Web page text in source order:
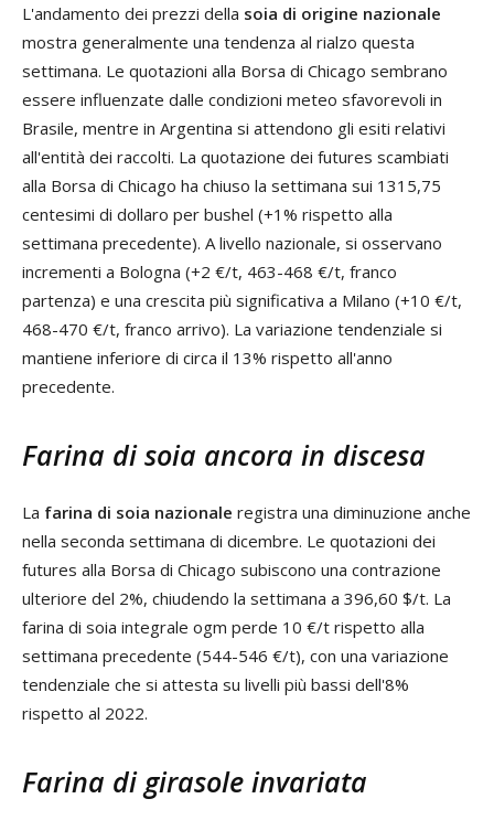
L'andamento dei prezzi della soia di origine nazionale
mostra generalmente una tendenza al rialzo questa
settimana. Le quotazioni alla Borsa di Chicago sembrano
essere influenzate dalle condizioni meteo sfavorevoli in
Brasile, mentre in Argentina si attendono gli esiti relativi
all'entità dei raccolti. La quotazione dei futures scambiati
alla Borsa di Chicago ha chiuso la settimana sui 1315,75
centesimi di dollaro per bushel (+1% rispetto alla
settimana precedente). A livello nazionale, si osservano
incrementi a Bologna (+2 €/t, 463-468 €/t, franco
partenza) e una crescita più significativa a Milano (+10 €/t,
468-470 €/t, franco arrivo). La variazione tendenziale si
mantiene inferiore di circa il 13% rispetto all'anno
precedente.
Farina di soia ancora in discesa
La farina di soia nazionale registra una diminuzione anche
nella seconda settimana di dicembre. Le quotazioni dei
futures alla Borsa di Chicago subiscono una contrazione
ulteriore del 2%, chiudendo la settimana a 396,60 $/t. La
farina di soia integrale ogm perde 10 €/t rispetto alla
settimana precedente (544-546 €/t), con una variazione
tendenziale che si attesta su livelli più bassi dell'8%
rispetto al 2022.
Farina di girasole invariata